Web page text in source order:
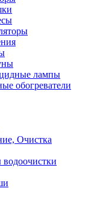
лампы
обогреватели
Очистка